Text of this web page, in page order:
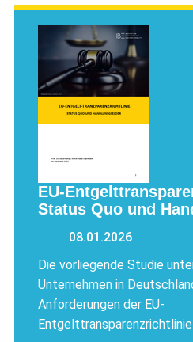
EU-
Status Quo und
08.01.2026
Die vorliegende Studie
Unternehmen in
Anforderungen der EU-